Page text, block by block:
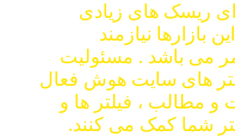
های زیادی
نیازمند
باشد . مسئولیت
های سایت هوش فعال
، فیلتر ها و
شما کمک می کنند.